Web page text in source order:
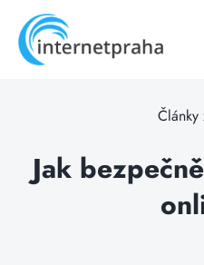
content
Jak